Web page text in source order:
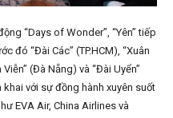
“Days of Wonder”, “Yên” tiếp
đó “Đài Các” (TP.HCM), “Xuân
(Đà Nẵng) và “Đài Uyển”
với sự đồng hành xuyên suốt
EVA Air, China Airlines và